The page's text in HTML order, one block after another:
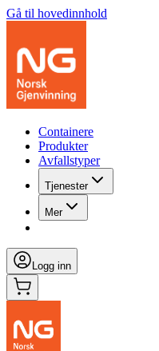
Gå til hovedinnhold
Containere
Produkter
Avfallstyper
Tjenester
Mer
Logg inn